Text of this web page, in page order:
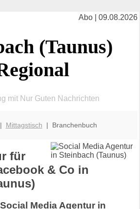
Abo | 09.08.2026
(Taunus)
mit Nur Guten Nachrichten
| Mittagstisch | Branchenbuch
für
& Co in
Media Agentur in